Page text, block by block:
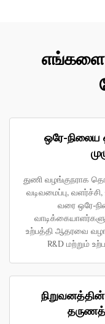
எங்களை
ஒரே-நிலைய
துணி வழங்குநராக
வடிவமைப்பு,
வரை ஒரே-
உற்பத்தி ஆதரவை
R&D மற்றும்
நிறுவனத்தின்